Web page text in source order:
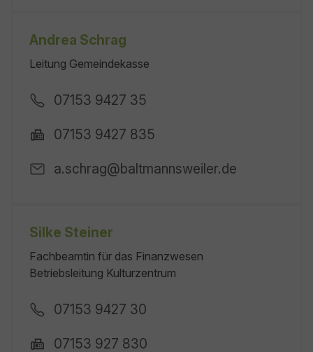
Andrea Schrag
Leitung Gemeindekasse
07153 9427 35
07153 9427 835
a.schrag@baltmannsweiler.de
Silke Steiner
Fachbeamtin für das Finanzwesen
Betriebsleitung Kulturzentrum
07153 9427 30
07153 927 830